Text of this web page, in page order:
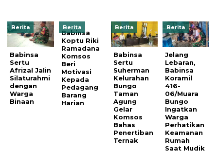
Berita
Babinsa
Sertu
Afrizal Jalin
Silaturahmi
dengan
Warga
Binaan
Berita
Babinsa
Koptu Riki
Ramadana
Komsos
Beri
Motivasi
Kepada
Pedagang
Barang
Harian
Berita
Babinsa
Sertu
Suherman
Kelurahan
Bungo
Taman
Agung
Gelar
Komsos
Bahas
Penertiban
Ternak
Berita
Jelang
Lebaran,
Babinsa
Koramil
416-
06/Muara
Bungo
Ingatkan
Warga
Perhatikan
Keamanan
Rumah
Saat Mudik